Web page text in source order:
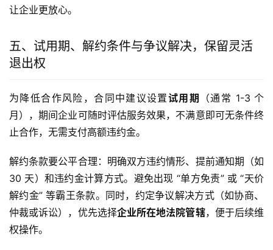
让企业更放心。
五、试用期、解约条件与争议解决，保留灵活
退出权
为降低合作风险，合同中建议设置试用期
（通常 1-3 个
月），期间企业可随时评估服务效果，不满意即可无条件终
止合作，无需支付高额违约金。
解约条款要公平合理：明确双方违约情形、提前通知期（如
30 天）和违约金计算方式。避免出现 “单方免责” 或 “天价
解约金” 等霸王条款。同时，约定争议解决方式（如协商、
仲裁或诉讼），优先选择企业所在地法院管辖，便于后续维
权操作。